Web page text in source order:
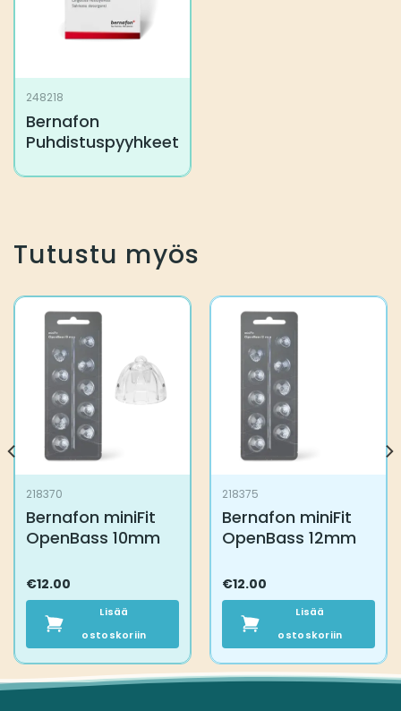
248218
Bernafon
Puhdistuspyyhkeet
Tutustu myös
218370
Bernafon miniFit
OpenBass 10mm
€12.00
Lisää
ostoskoriin
218375
Bernafon miniFit
OpenBass 12mm
€12.00
Lisää
ostoskoriin